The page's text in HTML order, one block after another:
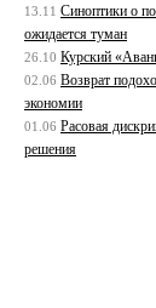
13.11 Cиноптики о
ожидается туман
26.10 Курский
02.06 Возврат
экономии
01.06 Расовая
решения